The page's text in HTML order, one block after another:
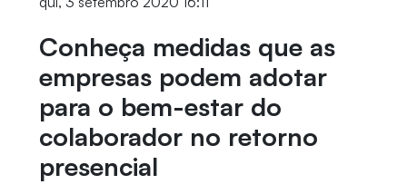
Conheça medidas que as
empresas podem adotar
para o bem-estar do
colaborador no retorno
presencial